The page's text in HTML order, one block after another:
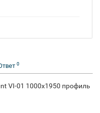
0
VI-01 1000х1950 профиль